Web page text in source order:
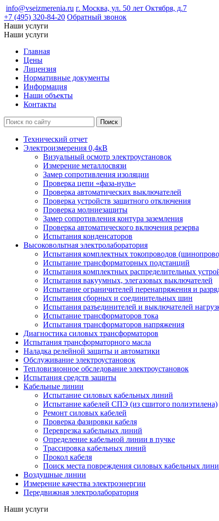
info@vseizmerenia.ru г. Москва, ул. 50 лет Октября, д.7
+7 (495) 320-84-20 Обратный звонок
Наши услуги
Наши услуги
Главная
Цены
Лицензия
Нормативные документы
Информация
Наши объекты
Контакты
Технический отчет
Электроизмерения 0,4кВ
Визуальный осмотр электроустановок
Измерение металлосвязи
Замер сопротивления изоляции
Проверка цепи «фаза-нуль»
Проверка автоматических выключателей
Проверка устройств защитного отключения
Проверка молниезащиты
Замер сопротивления контура заземления
Проверка автоматического включения резерва
Испытания конденсаторов
Высоковольтная электролаборатория
Испытания комплектных токопроводов
Испытание трансформаторных подстанций
Испытания комплектных распределительных
Испытания вакуумных, элегазовых выключателей
Испытание ограничителей перенапряжения и
Испытания сборных и соединительных шин
Испытания разъединителей и выключателей
Испытание трансформаторов тока
Испытания трансформаторов напряжения
Диагностика силовых трансформаторов
Испытания трансформаторного масла
Наладка релейной защиты и автоматики
Обслуживание электроустановок
Тепловизионное обследование электроустановок
Испытания средств защиты
Кабельные линии
Испытание силовых кабельных линий
Испытание кабелей СПЭ (из сшитого полиэтилена)
Ремонт силовых кабелей
Проверка фазировки кабеля
Переврезка кабельных линий
Определение кабельной линии в пучке
Трассировка кабельных линий
Прокол кабеля
Поиск места повреждения силовых кабельных
Воздушные линии
Измерение качества электроэнергии
Передвижная электролаборатория
Наши услуги